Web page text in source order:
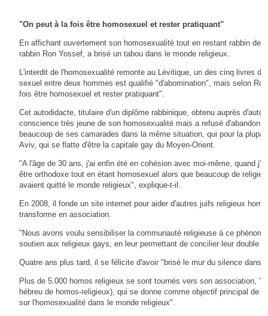
"On peut à la fois être homosexuel et rester pratiquant"
En affichant ouvertement son homosexualité tout en restant rabbin de
rabbin Ron Yossef, a brisé un tabou dans le monde religieux.
L'interdit de l'homosexualité remonte au Lévitique, un des cinq livres
sexuel entre deux hommes est qualifié "d'abomination", mais selon
fois être homosexuel et rester pratiquant".
Cet autodidacte, titulaire d'un diplôme rabbinique, obtenu auprès
conscience très jeune de son homosexualité mais a refusé
beaucoup de ses camarades dans la même situation, qui pour la
Aviv, qui se flatte d'être la capitale gay du Moyen-Orient.
"A l'âge de 30 ans, j'ai enfin été en cohésion avec moi-même, quand
être orthodoxe tout en étant homosexuel alors que beaucoup de
avaient quitté le monde religieux", explique-t-il.
En 2008, il fonde un site internet pour aider d'autres juifs religieux
transforme en association.
"Nous avons voulu sensibiliser la communauté religieuse à ce
soutien aux religieux gays, en leur permettant de concilier leur double
Quatre ans plus tard, il se félicite d'avoir "brisé le mur du silence dans
Plus de 5.000 homos religieux se sont tournés vers son association,
hébreu de homos-religieux), qui se donne comme objectif principal de
sur l'homosexualité dans le monde religieux".